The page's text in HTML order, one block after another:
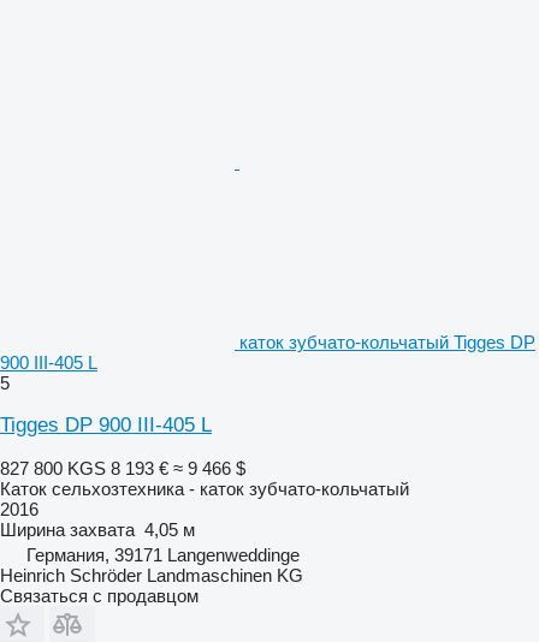
каток зубчато-кольчатый Tigges DP
900 III-405 L
5
Tigges DP 900 III-405 L
827 800 KGS 8 193 € ≈ 9 466 $
Каток сельхозтехника - каток зубчато-кольчатый
2016
Ширина захвата 4,05 м
Германия, 39171 Langenweddinge
Heinrich Schröder Landmaschinen KG
Связаться с продавцом